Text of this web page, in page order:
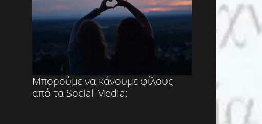
Μπορούμε να κάνουμε φίλους
από τα Social Media;